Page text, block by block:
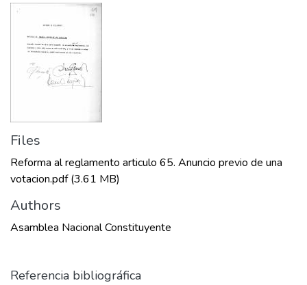
Files
Reforma al reglamento articulo 65. Anuncio previo de una
votacion.pdf(3.61 MB)
Authors
Asamblea Nacional Constituyente
Referencia bibliográfica